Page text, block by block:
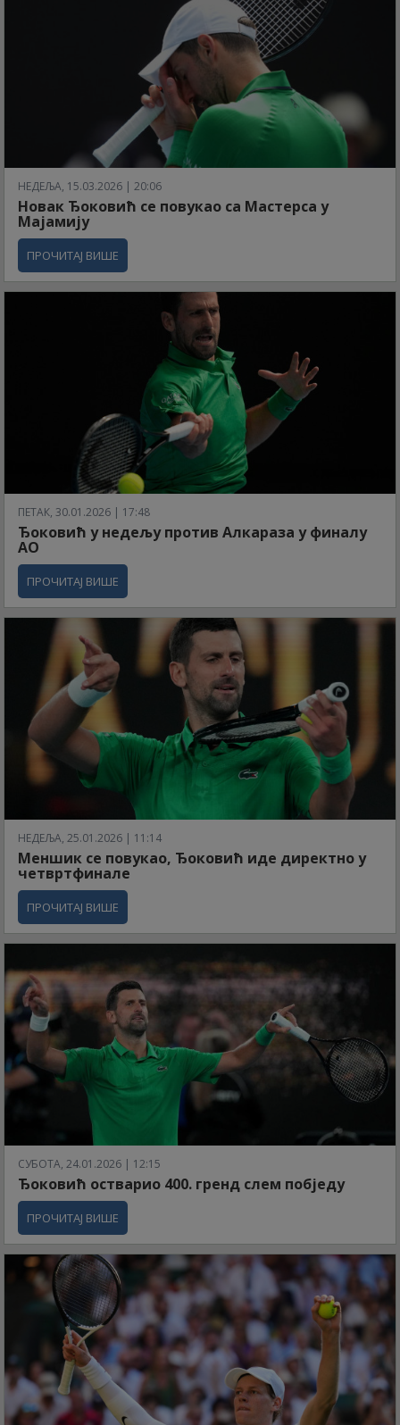
НЕДЕЉА, 15.03.2026 | 20:06
Новак Ђоковић се повукао са Мастерса у
Мајамију
ПРОЧИТАЈ ВИШЕ
ПЕТАК, 30.01.2026 | 17:48
Ђоковић у недељу против Алкараза у финалу
АО
ПРОЧИТАЈ ВИШЕ
НЕДЕЉА, 25.01.2026 | 11:14
Меншик се повукао, Ђоковић иде директно у
четвртфинале
ПРОЧИТАЈ ВИШЕ
СУБОТА, 24.01.2026 | 12:15
Ђоковић остварио 400. гренд слем побједу
ПРОЧИТАЈ ВИШЕ